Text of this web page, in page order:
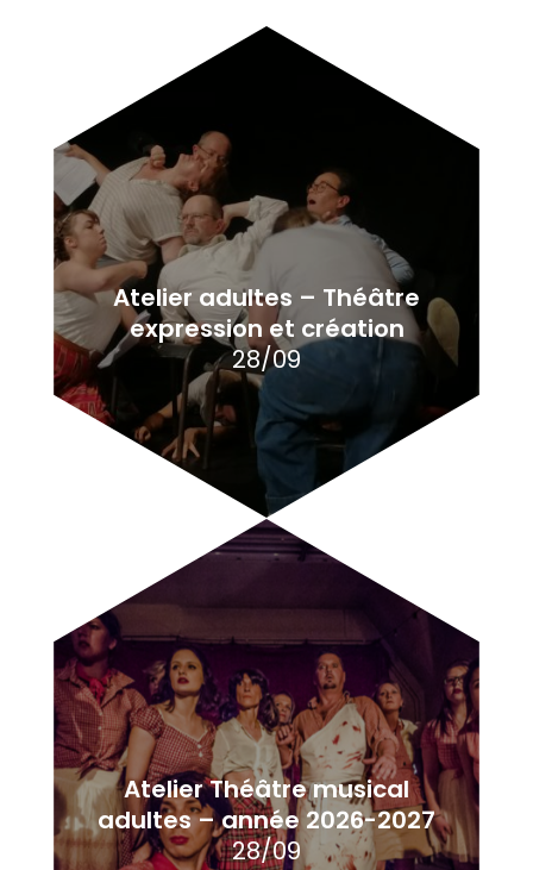
Atelier adultes – Théâtre
expression et création
28/09
Atelier Théâtre musical
adultes – année 2026-2027
28/09